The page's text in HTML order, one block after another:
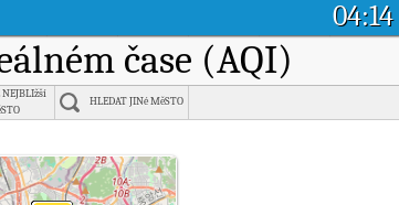
04:14
čase (AQI)
NEJBLIžší
HLEDAT JINé MěSTO